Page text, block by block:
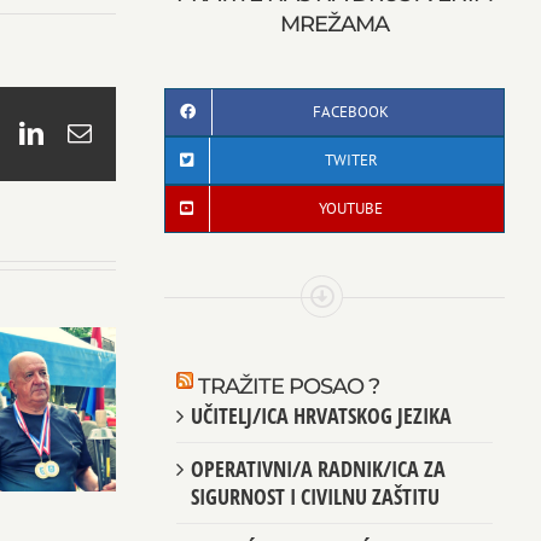
LinkedIn
Email
MREŽAMA
FACEBOOK
TWITER
YOUTUBE
TRAŽITE POSAO ?
UČITELJ/ICA HRVATSKOG JEZIKA
OPERATIVNI/A RADNIK/ICA ZA
SIGURNOST I CIVILNU ZAŠTITU